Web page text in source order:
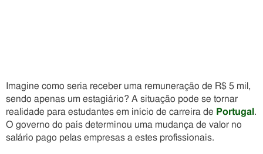
Imagine como seria receber uma remuneração de R$ 5 mil,
sendo apenas um estagiário? A situação pode se tornar
realidade para estudantes em início de carreira de Portugal .
O governo do país determinou uma mudança de valor no
salário pago pelas empresas a estes profissionais.